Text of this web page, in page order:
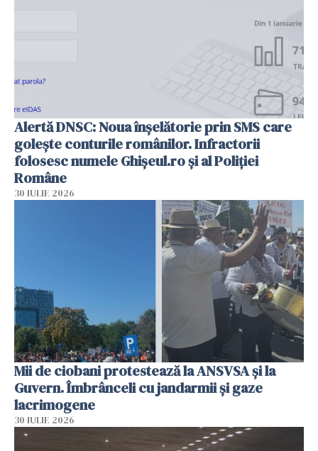
Alertă DNSC: Noua înșelătorie prin SMS care
golește conturile românilor. Infractorii
folosesc numele Ghișeul.ro și al Poliției
Române
30 IULIE 2026
Mii de ciobani protestează la ANSVSA și la
Guvern. Îmbrânceli cu jandarmii și gaze
lacrimogene
30 IULIE 2026